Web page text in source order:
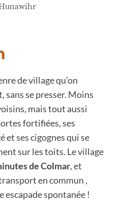
de village qu’on
sans se presser. Moins
mais tout aussi
fortifiées, ses
et ses cigognes qui se
sur les toits. Le village
de Colmar, et
en commun ,
escapade spontanée !